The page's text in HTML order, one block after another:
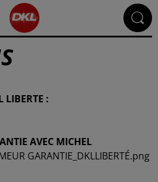
LIBERTE :
AVEC MICHEL